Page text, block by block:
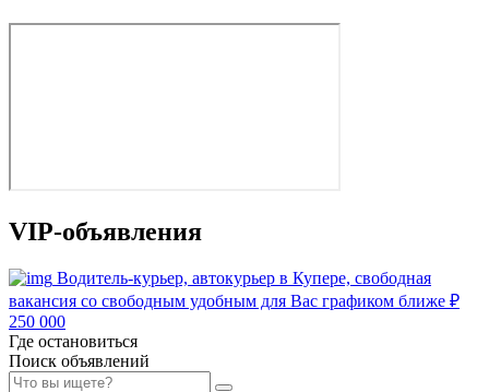
VIP-объявления
Водитель-курьер, автокурьер в Купере, свободная
вакансия со свободным удобным для Вас графиком ближе ₽
250 000
Где остановиться
Поиск объявлений